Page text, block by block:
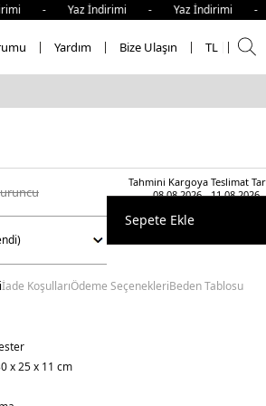
- Yaz İndirimi - Yaz
Yardım Bize Ulaşın TL
Tahmini Kargoya Teslimat
08.08.2026 - 11.08.2026
Sepete Ekle
İade KoşullarıÖdeme SeçenekleriBeden Tablosu
x 25 x 11 cm